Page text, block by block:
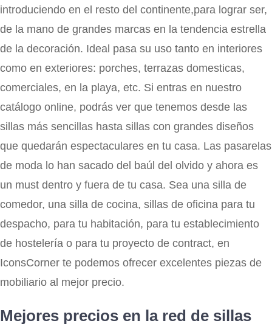
introduciendo en el resto del continente,para lograr ser,
de la mano de grandes marcas en la tendencia estrella
de la decoración. Ideal pasa su uso tanto en interiores
como en exteriores: porches, terrazas domesticas,
comerciales, en la playa, etc. Si entras en nuestro
catálogo online, podrás ver que tenemos desde las
sillas más sencillas hasta sillas con grandes diseños
que quedarán espectaculares en tu casa. Las pasarelas
de moda lo han sacado del baúl del olvido y ahora es
un must dentro y fuera de tu casa. Sea una silla de
comedor, una silla de cocina, sillas de oficina para tu
despacho, para tu habitación, para tu establecimiento
de hostelería o para tu proyecto de contract, en
IconsCorner te podemos ofrecer excelentes piezas de
mobiliario al mejor precio.
Mejores precios en la red de sillas